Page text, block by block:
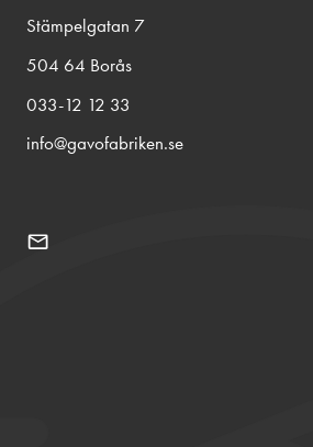
Stämpelgatan 7
504 64 Borås
033-12 12 33
info@gavofabriken.se